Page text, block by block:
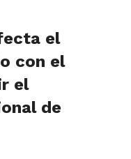
el
con el
el
de